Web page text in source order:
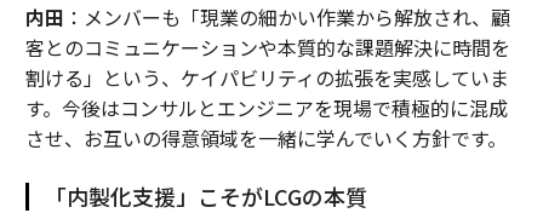
内田 ：メンバーも「現業の細かい作業から解放され、顧
客とのコミュニケーションや本質的な課題解決に時間を
割ける」という、ケイパビリティの拡張を実感していま
す。今後はコンサルとエンジニアを現場で積極的に混成
させ、お互いの得意領域を一緒に学んでいく方針です。
「内製化支援」こそがLCGの本質